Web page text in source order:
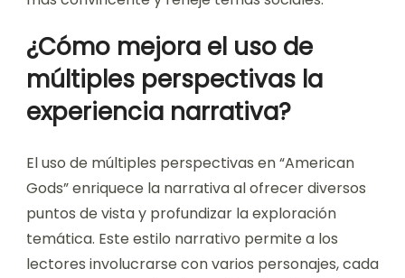
¿Cómo mejora el uso de
múltiples perspectivas la
experiencia narrativa?
El uso de múltiples perspectivas en “American
Gods” enriquece la narrativa al ofrecer diversos
puntos de vista y profundizar la exploración
temática. Este estilo narrativo permite a los
lectores involucrarse con varios personajes, cada